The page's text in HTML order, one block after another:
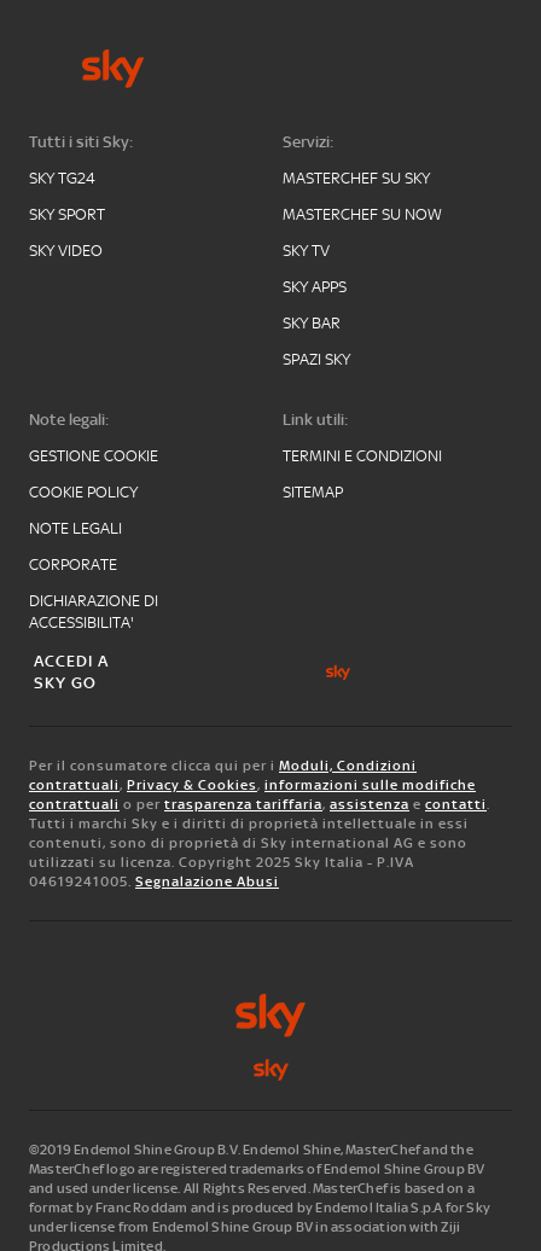
Tutti i siti Sky:
SKY TG24
SKY SPORT
SKY VIDEO
Servizi:
MASTERCHEF SU SKY
MASTERCHEF SU NOW
SKY TV
SKY APPS
SKY BAR
SPAZI SKY
Note legali:
GESTIONE COOKIE
COOKIE POLICY
NOTE LEGALI
CORPORATE
DICHIARAZIONE DI
ACCESSIBILITA'
Link utili:
TERMINI E CONDIZIONI
SITEMAP
ACCEDI A
SKY GO
Per il consumatore clicca qui per i Moduli, Condizioni
contrattuali , Privacy & Cookies, informazioni sulle modifiche
contrattuali o per trasparenza tariffaria, assistenza e contatti
Tutti i marchi Sky e i diritti di proprietà intellettuale in essi
contenuti, sono di proprietà di Sky international AG e sono
utilizzati su licenza. Copyright 2025 Sky Italia - P.IVA
04619241005. Segnalazione Abusi
©2019 Endemol Shine Group B.V. Endemol Shine, MasterChef and the
MasterChef logo are registered trademarks of Endemol Shine Group BV
and used under license. All Rights Reserved. MasterChef is based on a
format by Franc Roddam and is produced by Endemol Italia S.p.A for Sky
under license from Endemol Shine Group BV in association with Ziji
Productions Limited.